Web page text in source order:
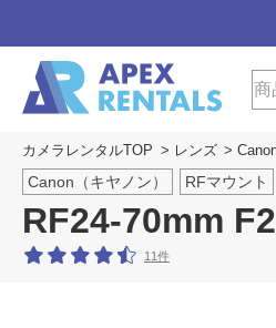
カメラレンタルTOP > レンズ >
Canon（キヤノン）
RF24-70mm
RFマウント
11件